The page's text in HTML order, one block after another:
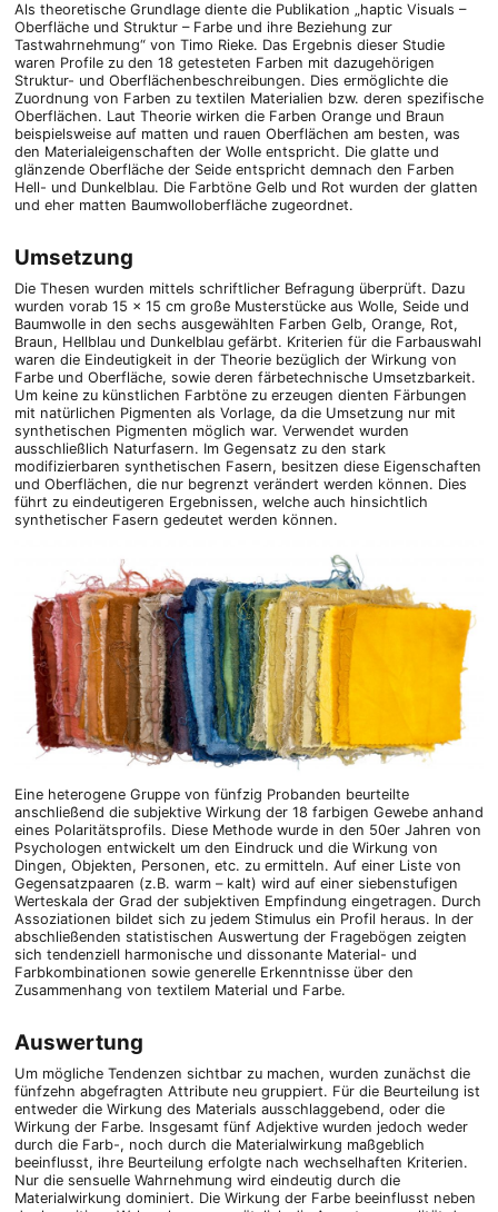
Als theoretische Grundlage diente die Publikation „haptic Visuals –
Oberfläche und Struktur – Farbe und ihre Beziehung zur
Tastwahrnehmung“ von Timo Rieke. Das Ergebnis dieser Studie
waren Profile zu den 18 getesteten Farben mit dazugehörigen
Struktur- und Oberflächenbeschreibungen. Dies ermöglichte die
Zuordnung von Farben zu textilen Materialien bzw. deren spezifische
Oberflächen. Laut Theorie wirken die Farben Orange und Braun
beispielsweise auf matten und rauen Oberflächen am besten, was
den Materialeigenschaften der Wolle entspricht. Die glatte und
glänzende Oberfläche der Seide entspricht demnach den Farben
Hell- und Dunkelblau. Die Farbtöne Gelb und Rot wurden der glatten
und eher matten Baumwolloberfläche zugeordnet.
Umsetzung
Die Thesen wurden mittels schriftlicher Befragung überprüft. Dazu
wurden vorab 15 x 15 cm große Musterstücke aus Wolle, Seide und
Baumwolle in den sechs ausgewählten Farben Gelb, Orange, Rot,
Braun, Hellblau und Dunkelblau gefärbt. Kriterien für die Farbauswahl
waren die Eindeutigkeit in der Theorie bezüglich der Wirkung von
Farbe und Oberfläche, sowie deren färbetechnische Umsetzbarkeit.
Um keine zu künstlichen Farbtöne zu erzeugen dienten Färbungen
mit natürlichen Pigmenten als Vorlage, da die Umsetzung nur mit
synthetischen Pigmenten möglich war. Verwendet wurden
ausschließlich Naturfasern. Im Gegensatz zu den stark
modifizierbaren synthetischen Fasern, besitzen diese Eigenschaften
und Oberflächen, die nur begrenzt verändert werden können. Dies
führt zu eindeutigeren Ergebnissen, welche auch hinsichtlich
synthetischer Fasern gedeutet werden können.
Eine heterogene Gruppe von fünfzig Probanden beurteilte
anschließend die subjektive Wirkung der 18 farbigen Gewebe anhand
eines Polaritätsprofils. Diese Methode wurde in den 50er Jahren von
Psychologen entwickelt um den Eindruck und die Wirkung von
Dingen, Objekten, Personen, etc. zu ermitteln. Auf einer Liste von
Gegensatzpaaren (z.B. warm – kalt) wird auf einer siebenstufigen
Werteskala der Grad der subjektiven Empfindung eingetragen. Durch
Assoziationen bildet sich zu jedem Stimulus ein Profil heraus. In der
abschließenden statistischen Auswertung der Fragebögen zeigten
sich tendenziell harmonische und dissonante Material- und
Farbkombinationen sowie generelle Erkenntnisse über den
Zusammenhang von textilem Material und Farbe.
Auswertung
Um mögliche Tendenzen sichtbar zu machen, wurden zunächst die
fünfzehn abgefragten Attribute neu gruppiert. Für die Beurteilung ist
entweder die Wirkung des Materials ausschlaggebend, oder die
Wirkung der Farbe. Insgesamt fünf Adjektive wurden jedoch weder
durch die Farb-, noch durch die Materialwirkung maßgeblich
beeinflusst, ihre Beurteilung erfolgte nach wechselhaften Kriterien.
Nur die sensuelle Wahrnehmung wird eindeutig durch die
Materialwirkung dominiert. Die Wirkung der Farbe beeinflusst neben